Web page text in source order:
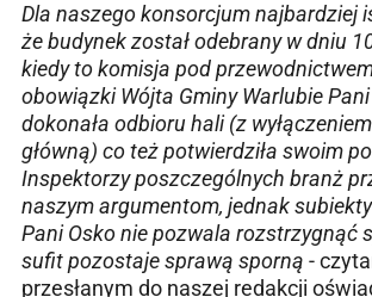
Dla naszego konsorcjum najbardziej
że budynek został odebrany w dniu
kiedy to komisja pod
obowiązki Wójta Gminy Warlubie
dokonała odbioru hali (z
główną) co też potwierdziła swoim
Inspektorzy poszczególnych branż
naszym argumentom, jednak
Pani Osko nie pozwala rozstrzygnąć
sufit pozostaje sprawą sporną -
przesłanym do naszej redakcji